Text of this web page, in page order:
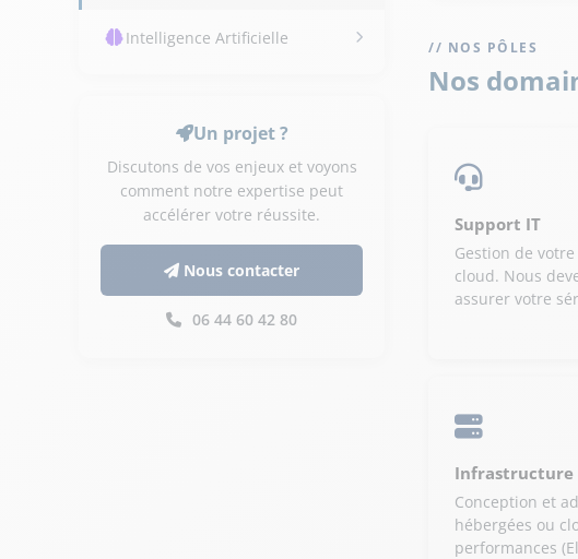
Intelligence Artificielle
Un projet ?
Discutons de vos enjeux et voyons
comment notre expertise peut
accélérer votre réussite.
Nous contacter
06 44 60 42 80
// NOS PÔLES
Nos
Support IT
Gestion de
cloud. Nous
assurer votre
Infrastructure
Conception et
hébergées ou
performances